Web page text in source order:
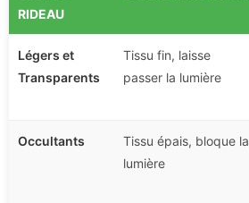
RIDEAU
Légers et
Transparents
Tissu fin, laisse
passer la lumière
Occultants
Tissu épais, bloque la
lumière